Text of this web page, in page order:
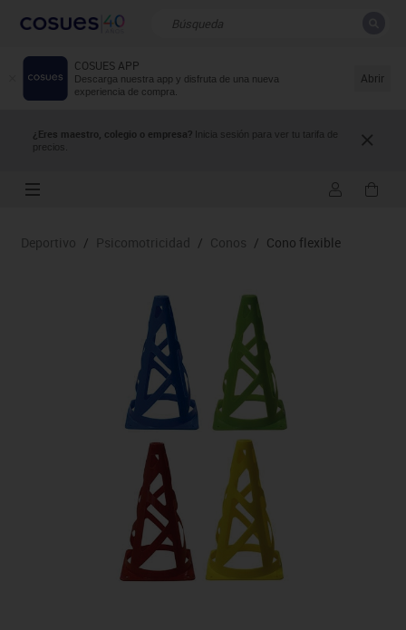
COSUES APP
Descarga nuestra app y disfruta de una nueva
experiencia de compra.
Abrir
¿Eres maestro, colegio o empresa? Inicia sesión para ver tu tarifa de
precios.
Resultados de la búsqueda
Deportivo / Psicomotricidad / Conos / Cono flexible